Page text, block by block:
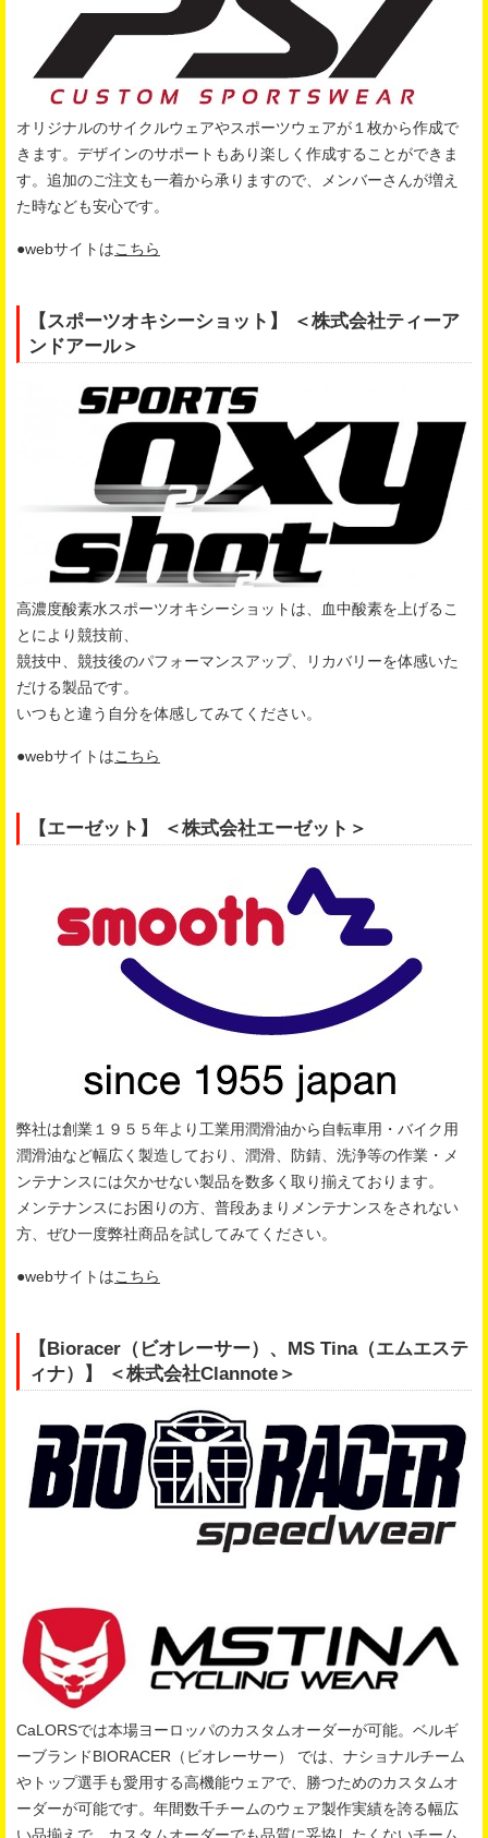
オリジナルのサイクルウェアやスポーツウェアが１枚から作成で
きます。デザインのサポートもあり楽しく作成することができま
す。追加のご注文も一着から承りますので、メンバーさんが増え
た時なども安心です。
●webサイトはこちら
【スポーツオキシーショット】 ＜株式会社ティーア
ンドアール＞
高濃度酸素水スポーツオキシーショットは、血中酸素を上げるこ
とにより競技前、
競技中、競技後のパフォーマンスアップ、リカバリーを体感いた
だける製品です。
いつもと違う自分を体感してみてください。
●webサイトはこちら
【エーゼット】 ＜株式会社エーゼット＞
弊社は創業１９５５年より工業用潤滑油から自転車用・バイク用
潤滑油など幅広く製造しており、潤滑、防錆、洗浄等の作業・メ
ンテナンスには欠かせない製品を数多く取り揃えております。
メンテナンスにお困りの方、普段あまりメンテナンスをされない
方、ぜひ一度弊社商品を試してみてください。
●webサイトはこちら
【Bioracer（ビオレーサー）、MS Tina（エムエステ
ィナ）】 ＜株式会社Clannote＞
CaLORSでは本場ヨーロッパのカスタムオーダーが可能。ベルギ
ーブランドBIORACER（ビオレーサー） では、ナショナルチーム
やトップ選手も愛用する高機能ウェアで、勝つためのカスタムオ
ーダーが可能です。年間数千チームのウェア製作実績を誇る幅広